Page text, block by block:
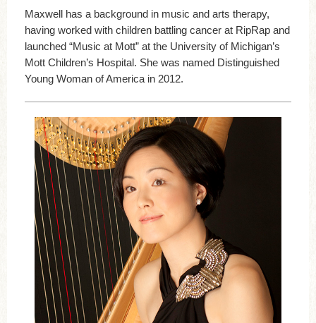
Maxwell has a background in music and arts therapy,
having worked with children battling cancer at RipRap and
launched “Music at Mott” at the University of Michigan’s
Mott Children’s Hospital. She was named Distinguished
Young Woman of America in 2012.